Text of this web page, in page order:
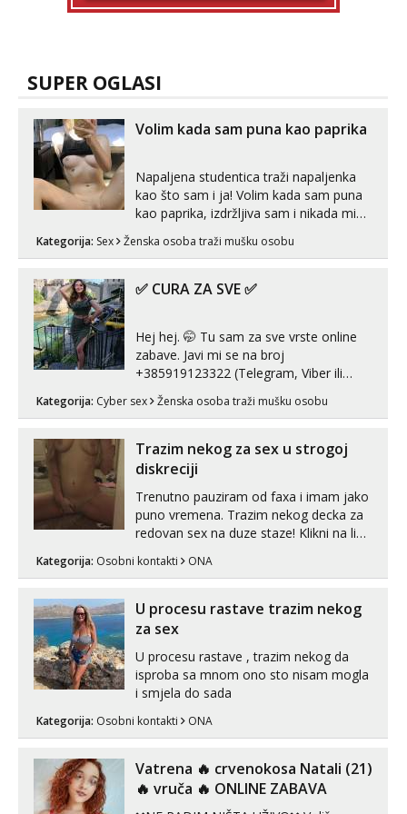
SUPER OGLASI
Volim kada sam puna kao paprika
Napaljena studentica traži napaljenka
kao što sam i ja! Volim kada sam puna
kao paprika, izdržljiva sam i nikada mi
puta dnevno bilo kad i bilo gdje zato se
link ispod i nadji me tamo, cekam te!
Kategorija: Sex Ženska osoba traži mušku osobu
✅ CURA ZA SVE ✅
Hej hej. 🤭 Tu sam za sve vrste online
zabave. Javi mi se na broj
+385919123322 (Telegram, Viber ili
Whatsapp). 🤙 NE javljaj se na uzivo.
Hvala.
Kategorija: Cyber sex Ženska osoba traži mušku osobu
Trazim nekog za sex u strogoj
diskreciji
Trenutno pauziram od faxa i imam jako
puno vremena. Trazim nekog decka za
redovan sex na duze staze! Klikni na link
Kategorija: Osobni kontakti ONA
U procesu rastave trazim nekog
za sex
U procesu rastave , trazim nekog da
isproba sa mnom ono sto nisam mogla
i smjela do sada
Kategorija: Osobni kontakti ONA
Vatrena ‎️‍🔥 crvenokosa Natali (21)
‎️‍🔥 vruča‎ ️‍🔥 ONLINE ZABAVA